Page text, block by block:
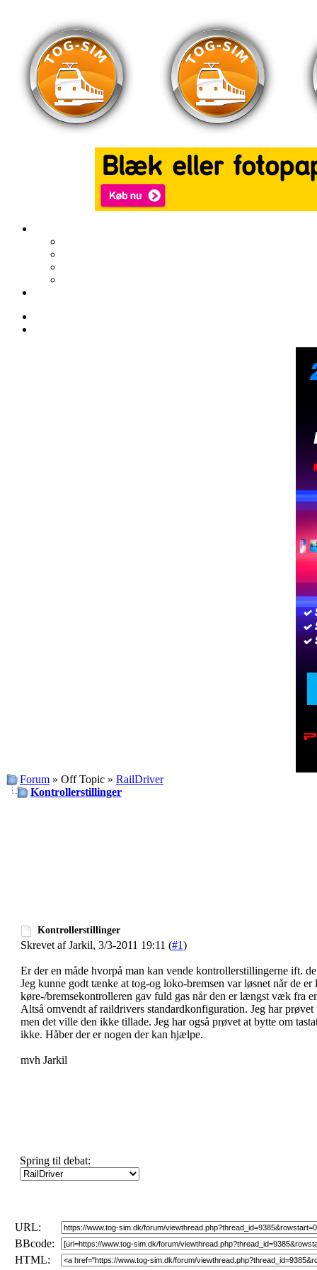
Forum » Off Topic » RailDriver
Kontrollerstillinger
Kontrollerstillinger
Skrevet af Jarkil, 3/3-2011 19:11 (#1)
Er der en måde hvorpå man kan vende kontrollerstillingerne ift.
Jeg kunne godt tænke at tog-og loko-bremsen var løsnet når de
køre-/bremsekontrolleren gav fuld gas når den er længst væk fra
Altså omvendt af raildrivers standardkonfiguration. Jeg har
men det ville den ikke tillade. Jeg har også prøvet at bytte om
ikke. Håber der er nogen der kan hjælpe.
mvh Jarkil
Spring til debat:
URL:
BBcode:
HTML: